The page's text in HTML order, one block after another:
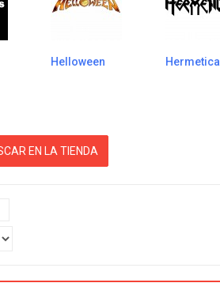
Helloween Hermetica